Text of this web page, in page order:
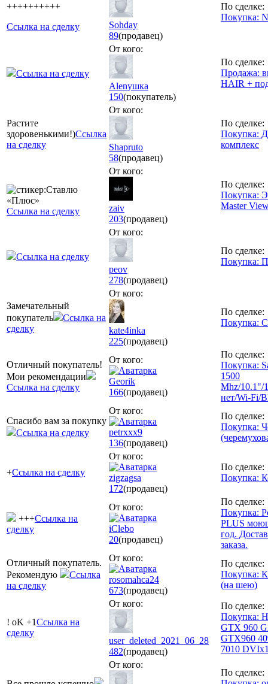
++++++++++
Ссылка на сделку
Sohday
89(продавец)
По сделке:
Покупка:
Ссылка на сделку
От кого:
Alenушка
150(покупатель)
По сделке:
Продажа:
HAIR +
Растите
здоровенькими!)Ссылка
на сделку
От кого:
Shapruto
58(продавец)
По сделке:
Покупка:
комплекс
Ссылка на сделку
От кого:
zaiv
203(продавец)
По сделке:
Покупка:
Master
Ссылка на сделку
От кого:
peov
278(продавец)
По сделке:
Покупка:
Замечательный
покупатель
Ссылка на
сделку
От кого:
kate4inka
225(продавец)
По сделке:
Покупка:
Отличный покупатель!
Мои рекомендации
Ссылка на сделку
От кого:
Georik
166(продавец)
По сделке:
Покупка:
1500
Mhz/10.1"/
нет/Wi-Fi/
Спасибо вам за покупку
Ссылка на сделку
От кого:
petrxxx9
136(продавец)
По сделке:
Покупка:
+Ссылка на сделку
От кого:
zigzagsa
172(продавец)
По сделке:
Покупка:
+++Ссылка на
сделку
От кого:
iClebo
20(продавец)
По сделке:
Покупка:
PLUS
год.
заказа.
Отличный покупатель.
Рекомендую
Ссылка
на сделку
От кого:
rosomahca24
673(продавец)
По сделке:
Покупка:
(на шею)
! oK +1Ссылка на
сделку
От кого:
user_deleted_2021_06_28
482(продавец)
По сделке:
Покупка:
GTX 960
GTX960
7010
От кого:
По сделке: